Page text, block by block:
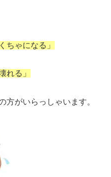
ちゃになる」
れる」
方がいらっしゃいます。